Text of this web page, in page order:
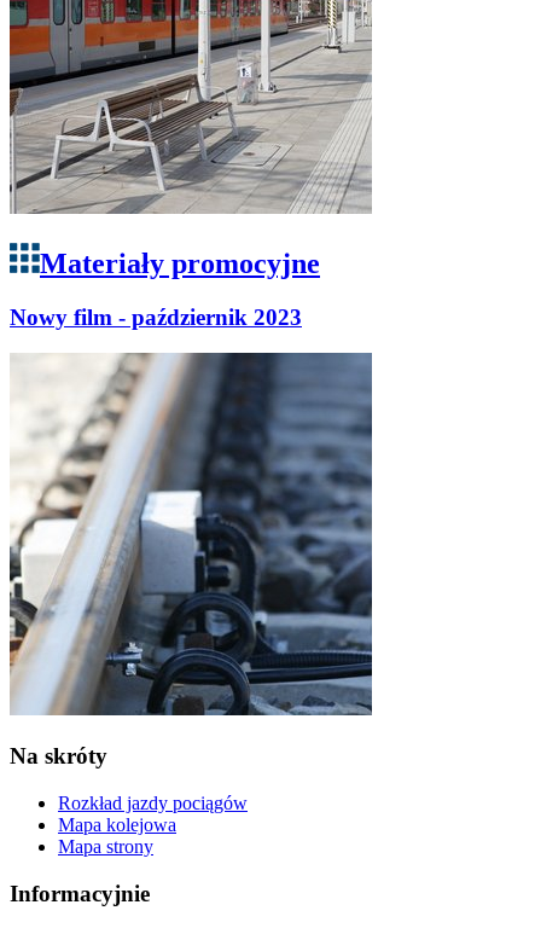
Materiały promocyjne
Nowy film - październik 2023
Na skróty
Rozkład jazdy pociągów
Mapa kolejowa
Mapa strony
Informacyjnie